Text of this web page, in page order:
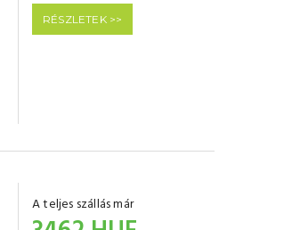
RÉSZLETEK >>
A teljes szállás már